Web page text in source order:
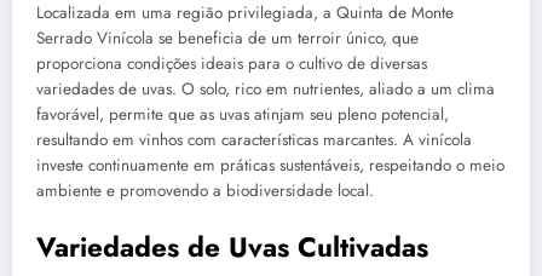
Localizada em uma região privilegiada, a Quinta de Monte
Serrado Vinícola se beneficia de um terroir único, que
proporciona condições ideais para o cultivo de diversas
variedades de uvas. O solo, rico em nutrientes, aliado a um clima
favorável, permite que as uvas atinjam seu pleno potencial,
resultando em vinhos com características marcantes. A vinícola
investe continuamente em práticas sustentáveis, respeitando o meio
ambiente e promovendo a biodiversidade local.
Variedades de Uvas Cultivadas